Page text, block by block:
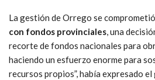
La gestión de Orrego se
con fondos provinciales, una
recorte de fondos nacionales para
haciendo un esfuerzo enorme para
recursos propios”, había expresado